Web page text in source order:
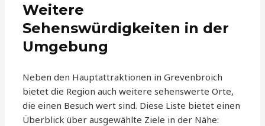
Weitere
Sehenswürdigkeiten in der
Umgebung
Neben den Hauptattraktionen in Grevenbroich
bietet die Region auch weitere sehenswerte Orte,
die einen Besuch wert sind. Diese Liste bietet einen
Überblick über ausgewählte Ziele in der Nähe: